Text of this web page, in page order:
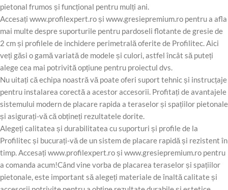
pietonal frumos și funcțional pentru mulți ani.
Accesați www.profilexpert.ro și www.gresiepremium.ro pentru a afla
mai multe despre suporturile pentru pardoseli flotante de gresie de
2 cm și profilele de inchidere perimetrală oferite de Profilitec. Aici
veți găsi o gamă variată de modele și culori, astfel încât să puteți
alege cea mai potrivită opțiune pentru proiectul dvs.
Nu uitați că echipa noastră vă poate oferi suport tehnic și instrucțaje
pentru instalarea corectă a acestor accesorii. Profitați de avantajele
sistemului modern de placare rapida a teraselor și spațiilor pietonale
și asigurați-vă că obțineți rezultatele dorite.
Alegeți calitatea și durabilitatea cu suporturi și profile de la
Profilitec și bucurați-vă de un sistem de placare rapidă și rezistent în
timp. Accesați www.profilexpert.ro și www.gresiepremium.ro pentru
a comanda acum!Când vine vorba de placarea teraselor și spațiilor
pietonale, este important să alegeți materiale de înaltă calitate și